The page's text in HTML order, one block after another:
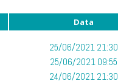
Data
25/06/2021 21:30
25/06/2021 09:55
24/06/2021 21:30